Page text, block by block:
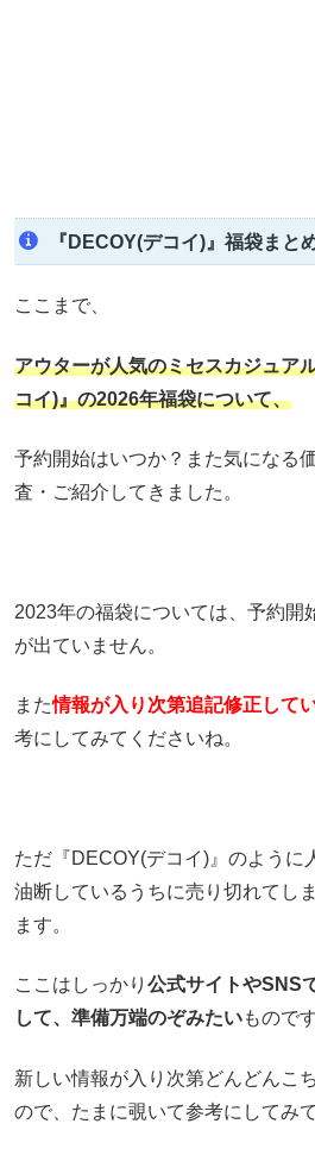
『DECOY(デコイ)』福袋まと
ここまで、
アウターが人気のミセスカジュア
コイ)』の2026年福袋について、
予約開始はいつか？また気になる
査・ご紹介してきました。
2023年の福袋については、予約開
が出ていません。
また情報が入り次第追記修正して
考にしてみてくださいね。
ただ『DECOY(デコイ)』のように
油断しているうちに売り切れてし
ます。
ここはしっかり 公式サイトやSNS
して、準備万端のぞみたいもので
新しい情報が入り次第どんどんこ
ので、たまに覗いて参考にしてみ